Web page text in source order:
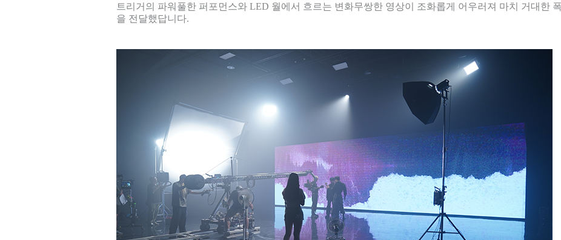
트리거의 파워풀한 퍼포먼스와 LED 월에서 흐르는 변화무쌍한 영상이 조화롭게 어우러져 마치 거대한
을 전달했답니다.